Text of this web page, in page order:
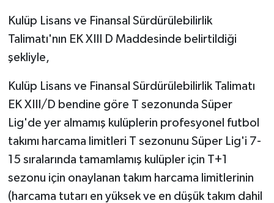
Kulüp Lisans ve Finansal Sürdürülebilirlik
Talimatı'nın EK XIII D Maddesinde belirtildiği
şekliyle,
Kulüp Lisans ve Finansal Sürdürülebilirlik Talimatı
EK XIII/D bendine göre T sezonunda Süper
Lig'de yer almamış kulüplerin profesyonel futbol
takımı harcama limitleri T sezonunu Süper Lig'i 7-
15 sıralarında tamamlamış kulüpler için T+1
sezonu için onaylanan takım harcama limitlerinin
(harcama tutarı en yüksek ve en düşük takım dahil